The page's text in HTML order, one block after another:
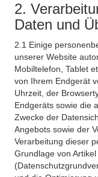
2.
Daten und
2.1 Einige
unserer Website
Mobiltelefon, Tablet
von Ihrem Endgerät
Uhrzeit, der
Endgeräts sowie die
Zwecke der
Angebots sowie der
Verarbeitung dieser
Grundlage von